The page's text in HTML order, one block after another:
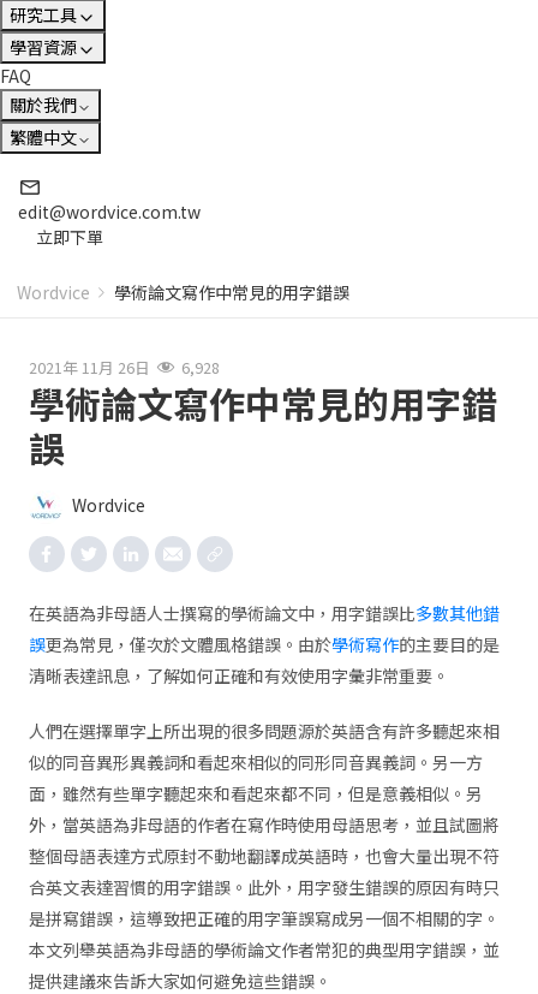
研究工具
學習資源
FAQ
關於我們
繁體中文
edit@wordvice.com.tw
立即下單
Wordvice 學術論文寫作中常見的用字錯誤
2021年 11月 26日 6,928
學術論文寫作中常見的用字錯
誤
Wordvice
在英語為非母語人士撰寫的學術論文中，用字錯誤比多數其他錯
誤更為常見，僅次於文體風格錯誤。由於學術寫作的主要目的是
清晰表達訊息，了解如何正確和有效使用字彙非常重要。
人們在選擇單字上所出現的很多問題源於英語含有許多聽起來相
似的同音異形異義詞和看起來相似的同形同音異義詞。另一方
面，雖然有些單字聽起來和看起來都不同，但是意義相似。另
外，當英語為非母語的作者在寫作時使用母語思考，並且試圖將
整個母語表達方式原封不動地翻譯成英語時，也會大量出現不符
合英文表達習慣的用字錯誤。此外，用字發生錯誤的原因有時只
是拼寫錯誤，這導致把正確的用字筆誤寫成另一個不相關的字。
本文列舉英語為非母語的學術論文作者常犯的典型用字錯誤，並
提供建議來告訴大家如何避免這些錯誤。